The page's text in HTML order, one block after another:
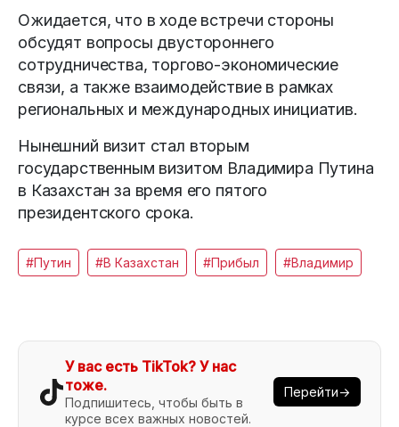
Ожидается, что в ходе встречи стороны
обсудят вопросы двустороннего
сотрудничества, торгово-экономические
связи, а также взаимодействие в рамках
региональных и международных инициатив.
Нынешний визит стал вторым
государственным визитом Владимира Путина
в Казахстан за время его пятого
президентского срока.
#Путин #В Казахстан #Прибыл #Владимир
У вас есть TikTok? У нас
тоже.
Подпишитесь, чтобы быть в
курсе всех важных новостей.
Перейти→